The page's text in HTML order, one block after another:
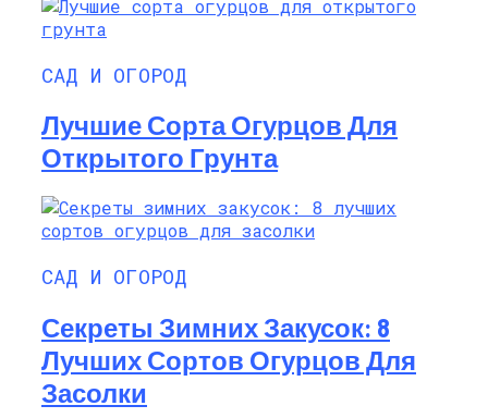
САД И ОГОРОД
Лучшие Сорта Огурцов Для
Открытого Грунта
САД И ОГОРОД
Секреты Зимних Закусок: 8
Лучших Сортов Огурцов Для
Засолки